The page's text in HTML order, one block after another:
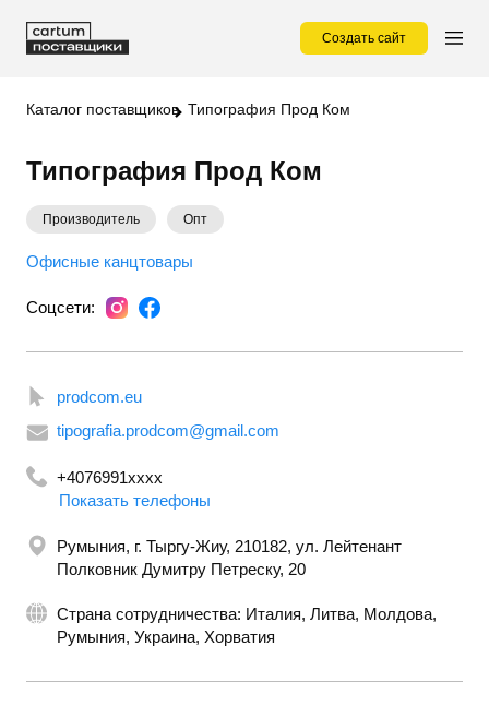
Создать сайт
Каталог поставщиков Типография Прод Ком
Типография Прод Ком
Производитель Опт
Офисные канцтовары
Соцсети:
prodcom.eu
tipografia.prodcom@gmail.com
+4076991xxxx
Показать телефоны
Румыния, г. Тыргу-Жиу, 210182, ул. Лейтенант
Полковник Думитру Петреску, 20
Страна сотрудничества: Италия, Литва, Молдова,
Румыния, Украина, Хорватия